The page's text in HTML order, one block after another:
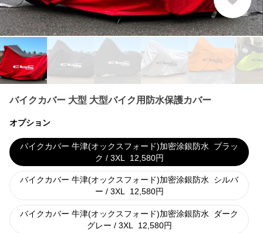
バイクカバー 大型 大型バイク用防水保護カバー
オプション
バイクカバー 牛津(オックスフォード)加密涂銀防水
ブラッ
ク / 3XL
12,580円
バイクカバー 牛津(オックスフォード)加密涂銀防水
シルバ
ー / 3XL
12,580円
バイクカバー 牛津(オックスフォード)加密涂銀防水
ダーク
グレー / 3XL
12,580円